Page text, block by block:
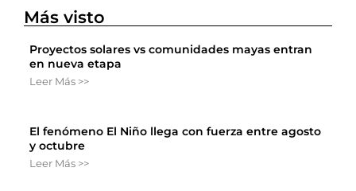
Más visto
Proyectos solares vs comunidades mayas entran
en nueva etapa
Leer Más >>
El fenómeno El Niño llega con fuerza entre agosto
y octubre
Leer Más >>